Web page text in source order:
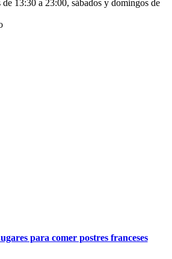
de 13:30 a 23:00, sábados y domingos de
para comer postres franceses